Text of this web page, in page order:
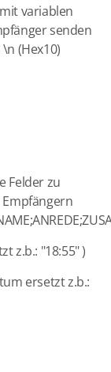
variablen
senden
(Hex10)
Felder zu
z.b.: "18:55" )
ersetzt z.b.: